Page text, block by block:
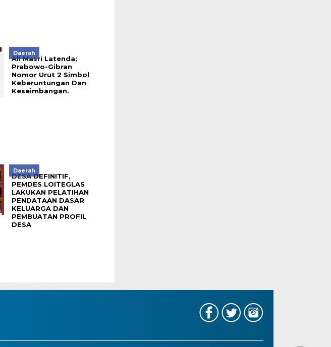
Daerah
Ali Masri Latenda;
Prabowo-Gibran
Nomor Urut 2 Simbol
Keberuntungan Dan
Keseimbangan.
Daerah
DESA DEFINITIF,
PEMDES LOITEGLAS
LAKUKAN PELATIHAN
PENDATAAN DASAR
KELUARGA DAN
PEMBUATAN PROFIL
DESA